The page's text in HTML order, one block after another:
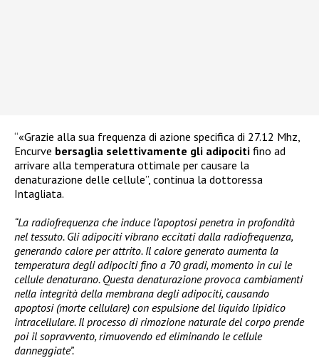
“«Grazie alla sua frequenza di azione specifica di 27.12 Mhz,
Encurve bersaglia selettivamente gli adipociti fino ad
arrivare alla temperatura ottimale per causare la
denaturazione delle cellule”, continua la dottoressa
Intagliata.
“La radiofrequenza che induce l’apoptosi penetra in profondità
nel tessuto. Gli adipociti vibrano eccitati dalla radiofrequenza,
generando calore per attrito. Il calore generato aumenta la
temperatura degli adipociti fino a 70 gradi, momento in cui le
cellule denaturano. Questa denaturazione provoca cambiamenti
nella integrità della membrana degli adipociti, causando
apoptosi (morte cellulare) con espulsione del liquido lipidico
intracellulare. Il processo di rimozione naturale del corpo prende
poi il sopravvento, rimuovendo ed eliminando le cellule
danneggiate”.